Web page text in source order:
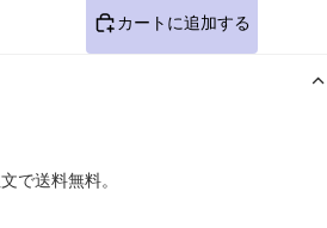
カートに追加する
で送料無料。